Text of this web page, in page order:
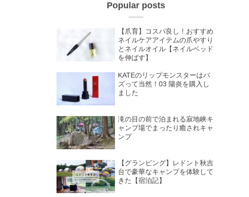
Popular posts
【爪育】コスパ良し！おすすめ
ネイルケアアイテムの爪やすり
とネイルオイル【ネイルベッド
を伸ばす】
KATEのリップモンスターはバ
ズって当然！03 陽炎を購入し
ました
滝の目の前で泊まれる寂地峡キ
ャンプ場でまったり癒されキャ
ンプ
【グランピング】レドント秋吉
台で豪華なキャンプを体験して
きた【宿泊記】